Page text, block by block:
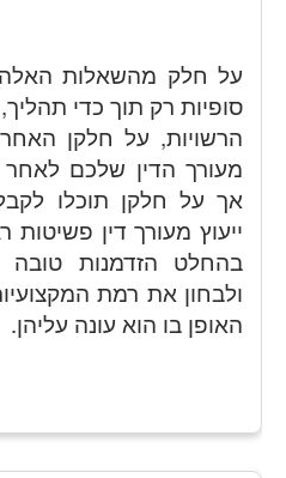
על חלק מהשאלות האלה
סופיות רק תוך כדי
הרשויות, על חלקן
מעורך הדין שלכם
אך על חלקן תוכלו
ייעוץ מעורך דין פשיטות
בהחלט הזדמנות
ולבחון את רמת
האופן בו הוא עונה עליהן.